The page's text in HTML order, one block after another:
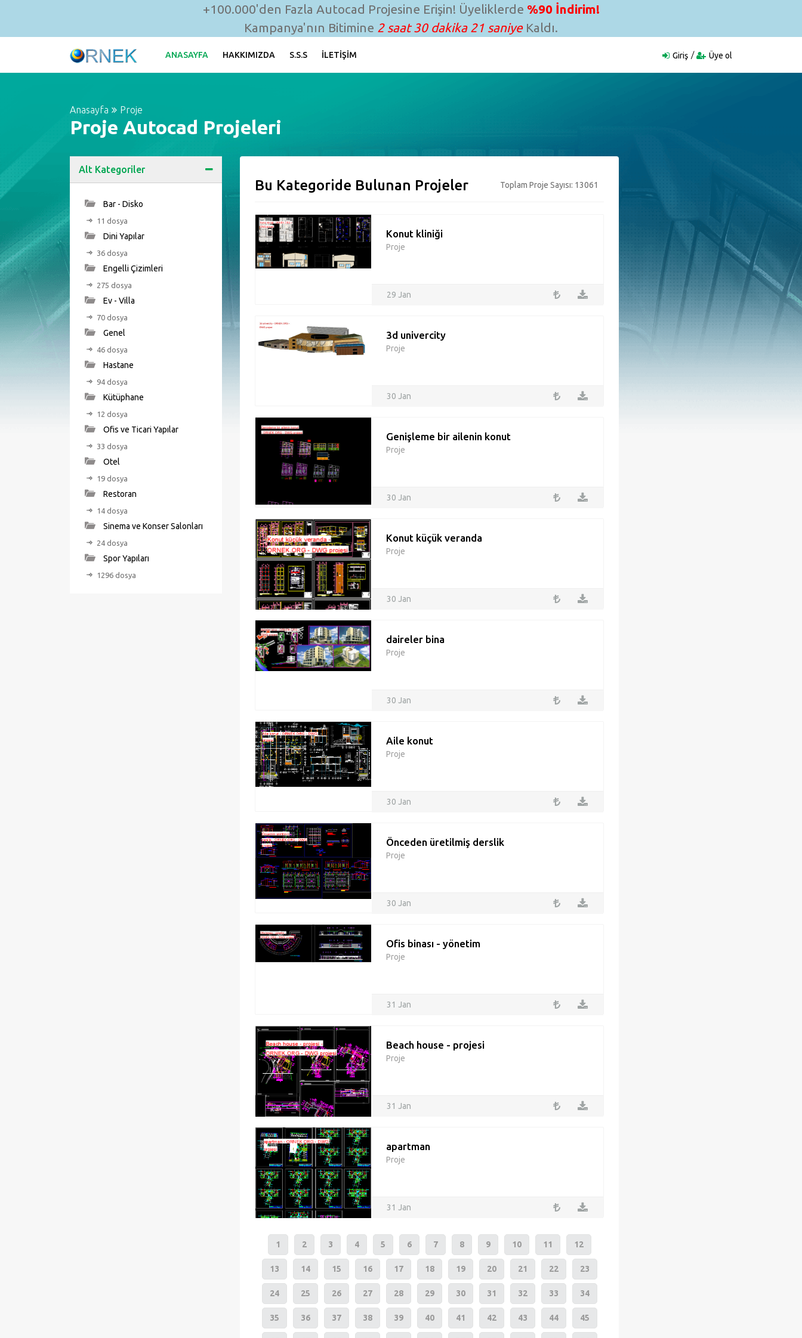
+100.000'den Fazla Autocad Projesine Erişin! Üyeliklerde %90 İndirim!
Kampanya'nın Bitimine 2 saat 30 dakika 20 saniyeKaldı.
ANASAYFA HAKKIMIZDA S.S.S İLETIŞIM Giriş Üye ol
Anasayfa Proje
Proje Autocad Projeleri
Alt Kategoriler
Bar - Disko
11 dosya
Dini Yapılar
36 dosya
Engelli Çizimleri
275 dosya
Ev - Villa
70 dosya
Genel
46 dosya
Hastane
94 dosya
Kütüphane
12 dosya
Ofis ve Ticari Yapılar
33 dosya
Otel
19 dosya
Restoran
14 dosya
Sinema ve Konser Salonları
24 dosya
Spor Yapıları
1296 dosya
Bu Kategoride Bulunan Projeler Toplam Proje Sayısı: 13061
Konut kliniği
Proje
29 Jan
3d univercity
Proje
30 Jan
Genişleme bir ailenin konut
Proje
30 Jan
Konut küçük veranda
Proje
30 Jan
daireler bina
Proje
30 Jan
Aile konut
Proje
30 Jan
Önceden üretilmiş derslik
Proje
30 Jan
Ofis binası - yönetim
Proje
31 Jan
Beach house - projesi
Proje
31 Jan
apartman
Proje
31 Jan
1 2 3 4 5 6 7 8 9 10 11 12
13 14 15 16 17 18 19 20 21 22 23
24 25 26 27 28 29 30 31 32 33 34
35 36 37 38 39 40 41 42 43 44 45